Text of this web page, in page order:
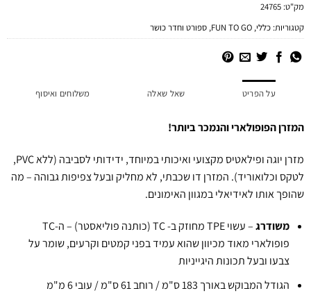
מק"ט:24765
קטגוריות:כללי,
FUN TO GO
,ספורט וחדר כושר
על הפריט שאל שאלה משלוחים ואיסוף
המזרן הפופולארי והנמכר ביותר!
מזרן יוגה ופילאטיס מקצועי ואיכותי במיוחד, ידידותי לסביבה (ללא PVC,
לטקס וכלואוריד). המזרן דו שכבתי, לא מחליק ובעל צפיפות גבוהה – מה
שהופך אותו לאידיאלי במגוון האימונים.
משודרג
– עשוי TPE מחוזק ב- TC (כותנה פוליאסטר) – ה-TC
פופולארי מאוד מכיוון שהוא עמיד בפני קמטים וקרעים, שומר על
צבעו ובעל תכונות היגייניות
הגודל המבוקש באורך 183 ס"מ / רוחב 61 ס"מ / עובי 6 מ"מ